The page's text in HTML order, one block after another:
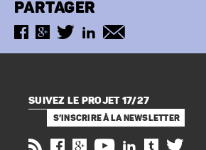
PARTAGER
SUIVEZ LE PROJET 17/27
S’INSCRIRE À LA NEWSLETTER